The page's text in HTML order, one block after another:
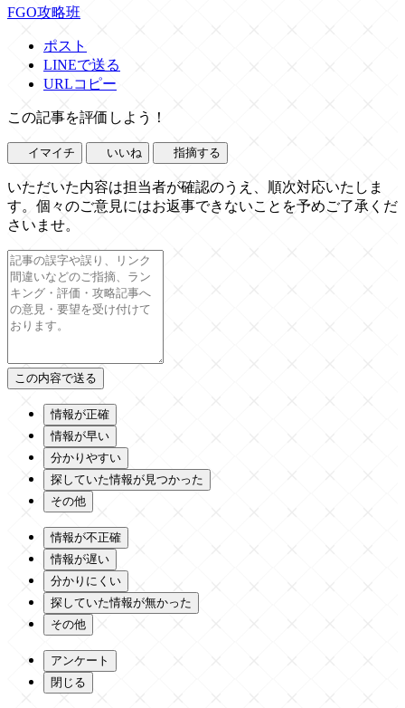
FGO攻略班
ポスト
LINEで送る
URLコピー
この記事を評価しよう！
イマイチ いいね 指摘する
いただいた内容は担当者が確認のうえ、順次対応いたしま
す。個々のご意見にはお返事できないことを予めご了承くだ
さいませ。
情報が正確
情報が早い
分かりやすい
探していた情報が見つかった
その他
情報が不正確
情報が遅い
分かりにくい
探していた情報が無かった
その他
アンケート
閉じる